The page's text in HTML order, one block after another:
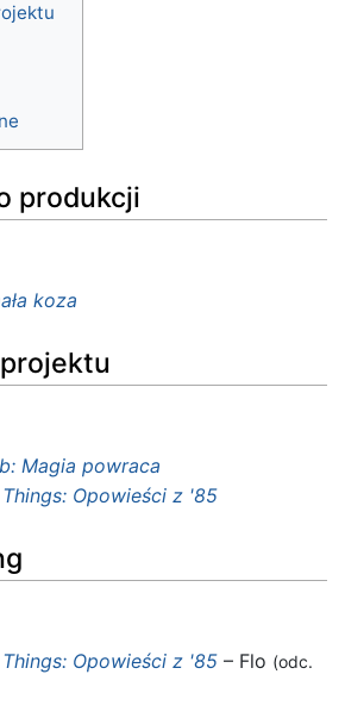
produkcji
koza
Magia powraca
Opowieści z '85
Opowieści z '85– Flo (odc.